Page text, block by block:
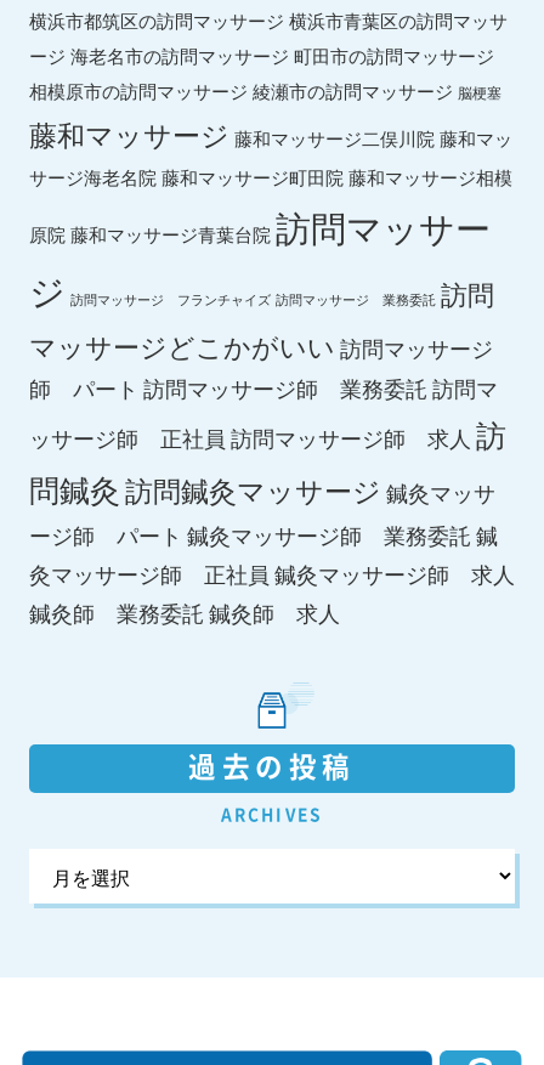
横浜市都筑区の訪問マッサージ 横浜市青葉区の訪問マッサ
ージ 海老名市の訪問マッサージ 町田市の訪問マッサージ
相模原市の訪問マッサージ 綾瀬市の訪問マッサージ 脳梗塞
藤和マッサージ 藤和マッサージ二俣川院 藤和マッ
サージ海老名院 藤和マッサージ町田院 藤和マッサージ相模
原院 藤和マッサージ青葉台院 訪問マッサー
ジ 訪問マッサージ フランチャイズ 訪問マッサージ 業務委託 訪問
マッサージどこかがいい 訪問マッサージ
師 パート 訪問マッサージ師 業務委託 訪問マ
ッサージ師 正社員 訪問マッサージ師 求人 訪
問鍼灸 訪問鍼灸マッサージ 鍼灸マッサ
ージ師 パート 鍼灸マッサージ師 業務委託 鍼
灸マッサージ師 正社員 鍼灸マッサージ師 求人
鍼灸師 業務委託 鍼灸師 求人
過去の投稿
ARCHIVES